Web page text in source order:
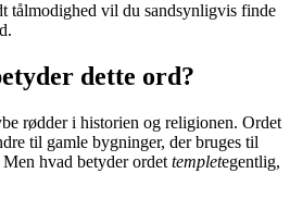
tålmodighed vil du sandsynligvis finde
dette ord?
rødder i historien og religionen. Ordet
til gamle bygninger, der bruges til
hvad betyder ordet templetegentlig,